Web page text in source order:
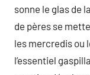
sonne le glas de
de pères se
les mercredis ou
l’essentiel